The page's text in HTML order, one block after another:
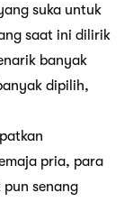
suka untuk
saat ini dilirik
banyak
dipilih,
pria, para
senang